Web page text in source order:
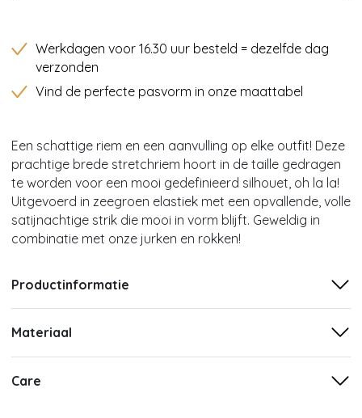
Werkdagen voor 16.30 uur besteld = dezelfde dag
verzonden
Vind de perfecte pasvorm in onze maattabel
Een schattige riem en een aanvulling op elke outfit! Deze
prachtige brede stretchriem hoort in de taille gedragen
te worden voor een mooi gedefinieerd silhouet, oh la la!
Uitgevoerd in zeegroen elastiek met een opvallende, volle
satijnachtige strik die mooi in vorm blijft. Geweldig in
combinatie met onze jurken en rokken!
Productinformatie
Materiaal
Care